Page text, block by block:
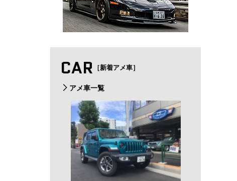
CAR ［新着アメ車］
アメ車一覧